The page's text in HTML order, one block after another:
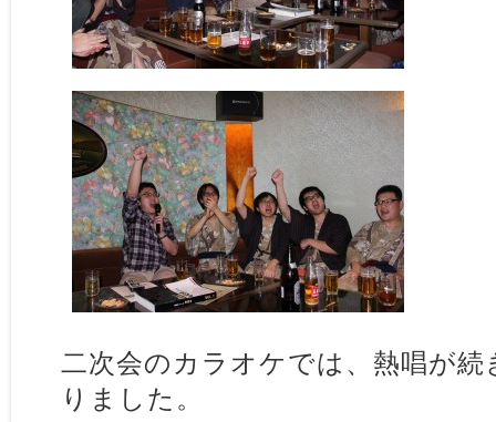
二次会のカラオケでは、熱唱が
りました。